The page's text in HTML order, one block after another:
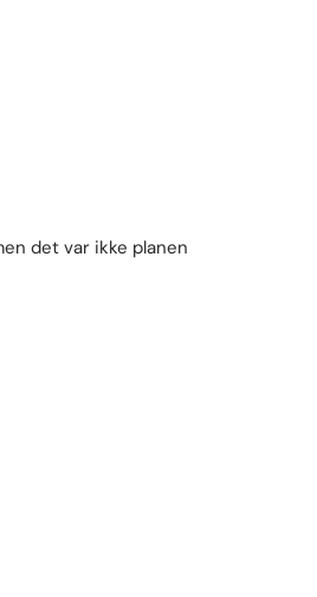
det var ikke planen